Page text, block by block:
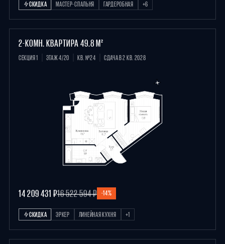
СКИДКА МАСТЕР-СПАЛЬНЯ ГАРДЕРОБНАЯ +6
2-КОМН. КВАРТИРА 49.8 М²
СЕКЦИЯ 1 ЭТАЖ 4/20 КВ. №24 СДАЧА В 2 КВ. 2028
14 209 431 ₽16 522 594 ₽ -14%
СКИДКА ЭРКЕР ЛИНЕЙНАЯ КУХНЯ +1